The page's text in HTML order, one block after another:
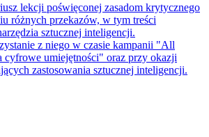
lekcji poświęconej zasadom krytycznego
różnych przekazów, w tym treści
sztucznej inteligencji.
z niego w czasie kampanii "All
cyfrowe umiejętności" oraz przy okazji
zastosowania sztucznej inteligencji.